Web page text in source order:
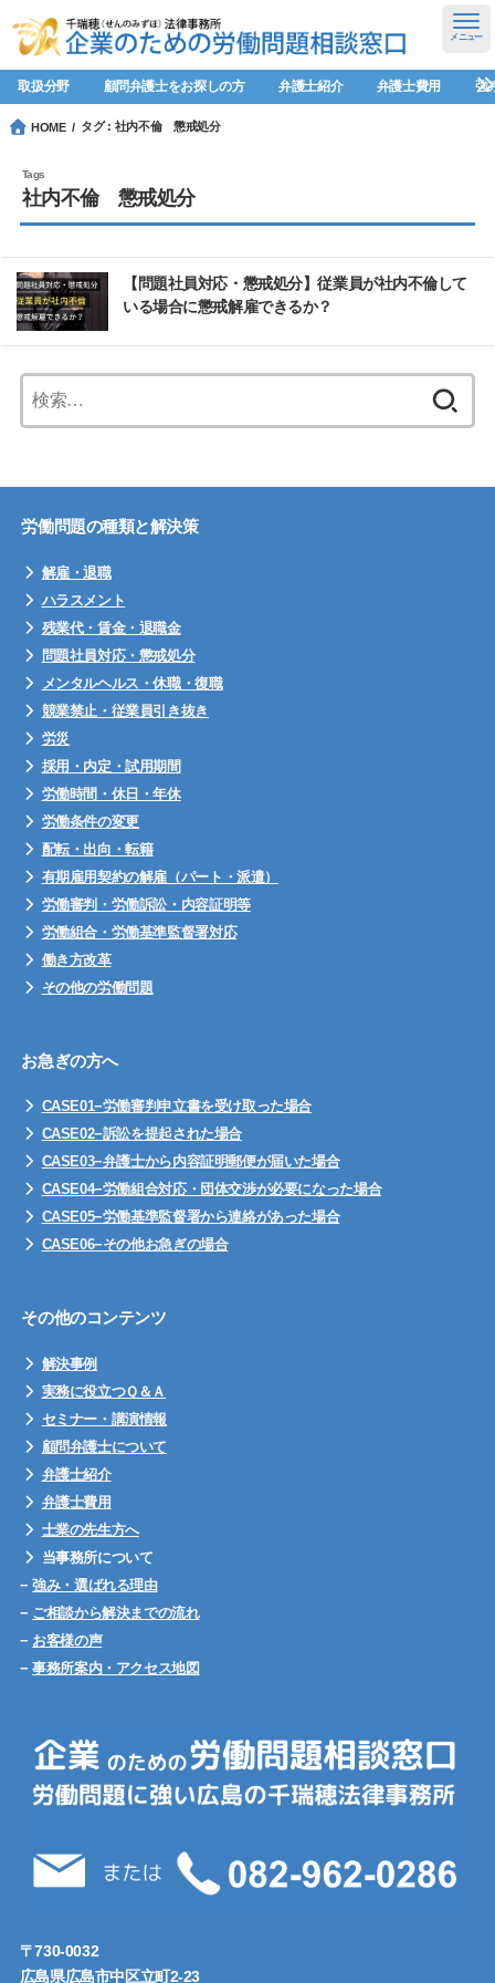
取扱分野 顧問弁護士をお探しの方 弁護士紹介 弁護士費用 強
メニュー
HOME タグ : 社内不倫 懲戒処分
社内不倫 懲戒処分
【問題社員対応・懲戒処分】従業員が社内不倫して
いる場合に懲戒解雇できるか？
労働問題の種類と解決策
解雇・退職
ハラスメント
残業代・賃金・退職金
問題社員対応・懲戒処分
メンタルヘルス・休職・復職
競業禁止・従業員引き抜き
労災
採用・内定・試用期間
労働時間・休日・年休
労働条件の変更
配転・出向・転籍
有期雇用契約の解雇（パート・派遣）
労働審判・労働訴訟・内容証明等
労働組合・労働基準監督署対応
働き方改革
その他の労働問題
お急ぎの方へ
CASE01−労働審判申立書を受け取った場合
CASE02−訴訟を提起された場合
CASE03−弁護士から内容証明郵便が届いた場合
CASE04−労働組合対応・団体交渉が必要になった場合
CASE05−労働基準監督署から連絡があった場合
CASE06−その他お急ぎの場合
その他のコンテンツ
解決事例
実務に役立つＱ＆Ａ
セミナー・講演情報
顧問弁護士について
弁護士紹介
弁護士費用
士業の先生方へ
当事務所について
−強み・選ばれる理由
− ご相談から解決までの流れ
− お客様の声
−事務所案内・アクセス地図
〒730-0032
広島県広島市中区立町2-23